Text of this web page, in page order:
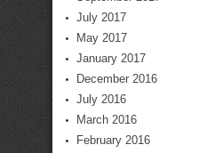
July 2017
May 2017
January 2017
December 2016
July 2016
March 2016
February 2016